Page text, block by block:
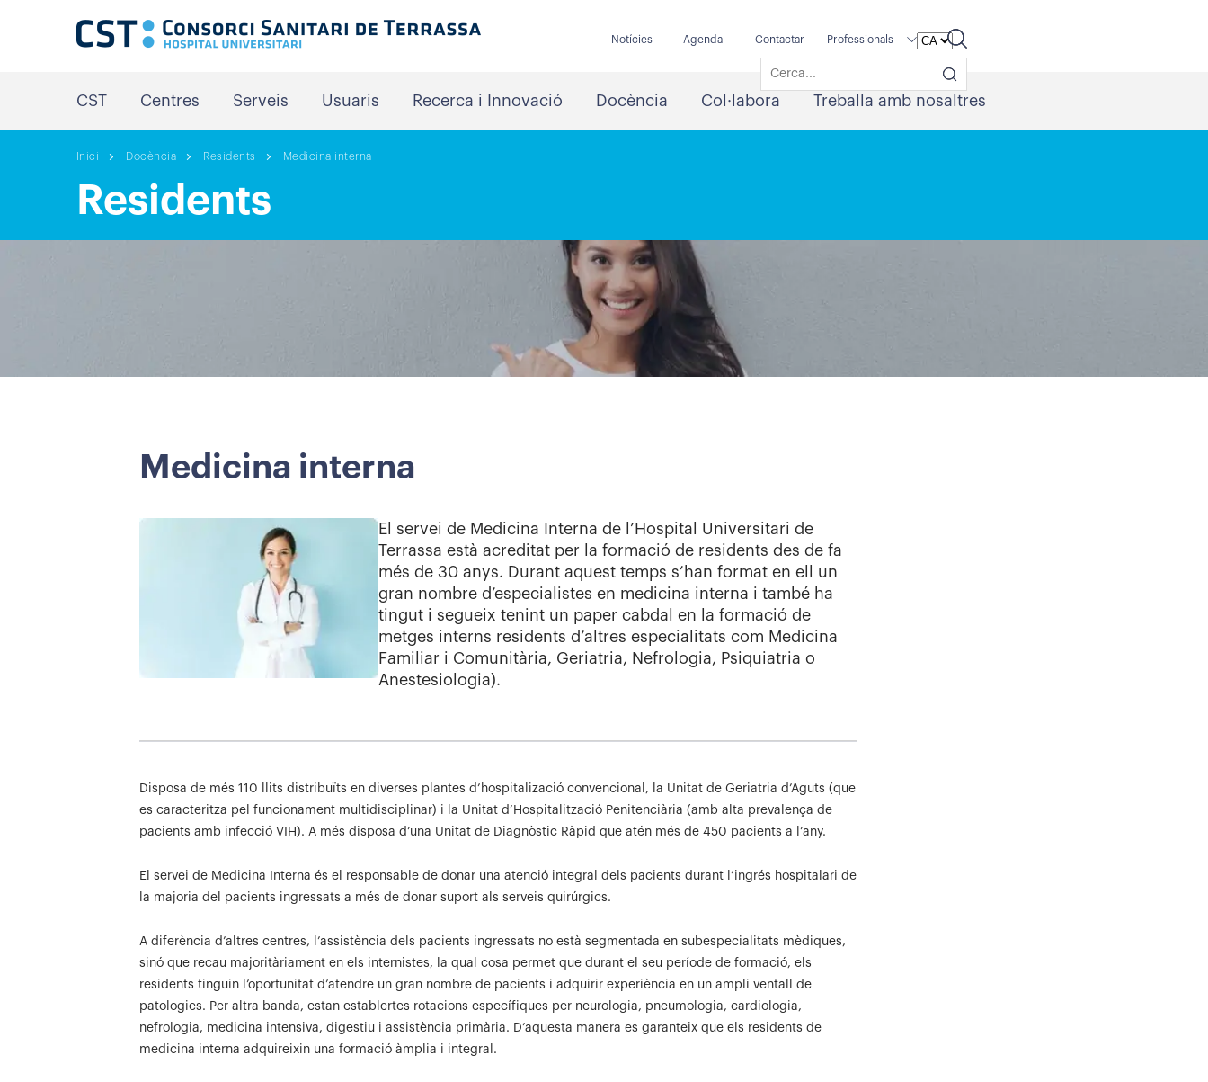
Notícies Agenda Contactar Professionals
CST Centres Serveis Usuaris Recerca i Innovació Docència Col·labora Treballa amb nosaltres
Inici Docència Residents Medicina interna
Residents
Medicina interna
El servei de Medicina Interna de l’Hospital Universitari de
Terrassa està acreditat per la formació de residents des de fa
més de 30 anys. Durant aquest temps s’han format en ell un
gran nombre d’especialistes en medicina interna i també ha
tingut i segueix tenint un paper cabdal en la formació de
metges interns residents d’altres especialitats com Medicina
Familiar i Comunitària, Geriatria, Nefrologia, Psiquiatria o
Anestesiologia).
Disposa de més 110 llits distribuïts en diverses plantes d’hospitalizació convencional, la Unitat de Geriatria d’Aguts (que
es caracteritza pel funcionament multidisciplinar) i la Unitat d’Hospitalització Penitenciària (amb alta prevalença de
pacients amb infecció VIH). A més disposa d’una Unitat de Diagnòstic Ràpid que atén més de 450 pacients a l’any.
El servei de Medicina Interna és el responsable de donar una atenció integral dels pacients durant l’ingrés hospitalari de
la majoria del pacients ingressats a més de donar suport als serveis quirúrgics.
A diferència d’altres centres, l’assistència dels pacients ingressats no està segmentada en subespecialitats mèdiques,
sinó que recau majoritàriament en els internistes, la qual cosa permet que durant el seu període de formació, els
residents tinguin l’oportunitat d’atendre un gran nombre de pacients i adquirir experiència en un ampli ventall de
patologies. Per altra banda, estan establertes rotacions específiques per neurologia, pneumologia, cardiologia,
nefrologia, medicina intensiva, digestiu i assistència primària. D’aquesta manera es garanteix que els residents de
medicina interna adquireixin una formació àmplia i integral.